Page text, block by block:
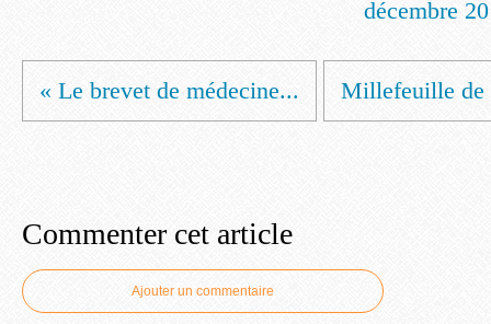
décembre
« Le brevet de médecine... Millefeuille de
Commenter cet article
Ajouter un commentaire